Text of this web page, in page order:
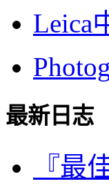
Leica
最新日志
『最